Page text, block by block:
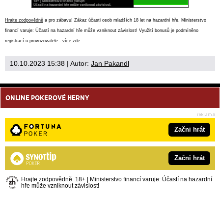
Hrajte zodpovědně a pro zábavu! Zákaz účasti osob mladších 18 let na hazardní hře. Ministerstvo
financí varuje: Účastí na hazardní hře může vzniknout závislost! Využití bonusů je podmíněno
registrací u provozovatele - více zde.
10.10.2023 15:38 | Autor: Jan Pakandl
ONLINE POKEROVÉ HERNY
Začni hrát
Začni hrát
Hrajte zodpovědně. 18+ | Ministerstvo financí varuje: Účastí na hazardní
hře může vzniknout závislost!